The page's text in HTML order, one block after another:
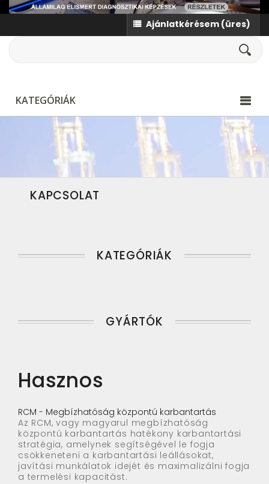
Ajánlatkérésem (üres)
KATEGÓRIÁK
KAPCSOLAT
KATEGÓRIÁK
GYÁRTÓK
Hasznos
RCM - Megbízhatóság központú karbantartás
Az RCM, vagy magyarul megbízhatóság
központú karbantartás hatékony karbantartási
stratégia, amelynek segítségével le fogja
csökkeneteni a karbantartási leállásokat,
javítási munkálatok idejét és maximalizálni fogja
a termelési kapacitást.